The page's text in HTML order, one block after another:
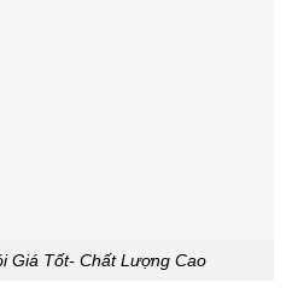
Giá Tốt- Chất Lượng Cao